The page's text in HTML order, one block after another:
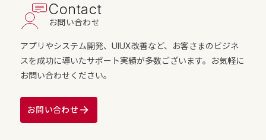
Contact
お問い合わせ
アプリやシステム開発、UIUX改善など、お客さまのビジネ
スを成功に導いたサポート実績が多数ございます。お気軽に
お問い合わせください。
お問い合わせ